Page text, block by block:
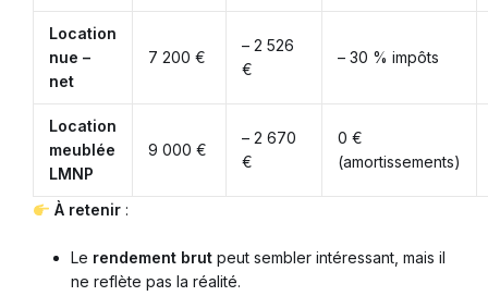
Location
nue –
net
7 200 €
– 2 526
€
– 30 % impôts
Location
meublée
LMNP
9 000 €
– 2 670
€
0 €
(amortissements)
À retenir:
Le rendement brut peut sembler intéressant, mais il
ne reflète pas la réalité.